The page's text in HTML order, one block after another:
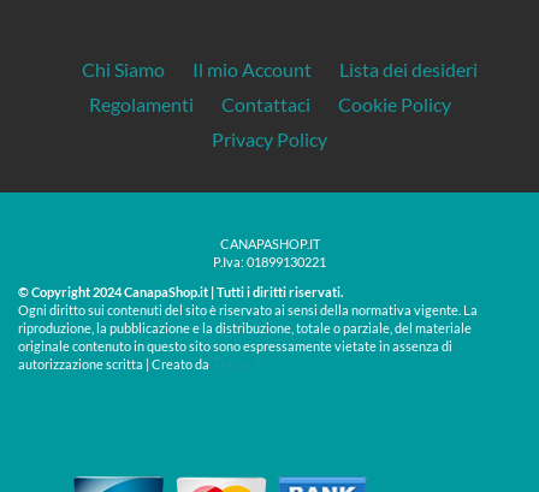
Chi Siamo Il mio Account
Lista dei desideri
Regolamenti
Contattaci
Cookie Policy
Privacy Policy
CANAPASHOP.IT
P.Iva: 01899130221
© Copyright 2024 CanapaShop.it | Tutti i diritti riservati.
Ogni diritto sui contenuti del sito è riservato ai sensi della normativa vigente. La
riproduzione, la pubblicazione e la distribuzione, totale o parziale, del materiale
originale contenuto in questo sito sono espressamente vietate in assenza di
autorizzazione scritta | Creato da